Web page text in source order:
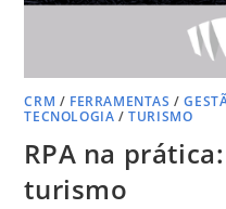
CRM / FERRAMENTAS /
TECNOLOGIA /TURISMO
RPA na
turismo